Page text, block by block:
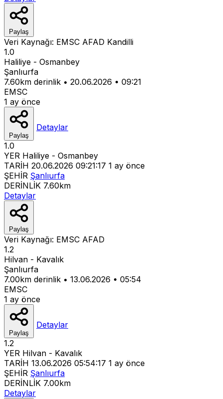
Paylaş
Veri Kaynağı: EMSC AFAD Kandilli
1.0
Haliliye - Osmanbey
Şanlıurfa
7.60km derinlik • 20.06.2026 • 09:21
EMSC
1 ay önce
Paylaş
Detaylar
1.0
YER Haliliye - Osmanbey
TARİH 20.06.2026 09:21:17 1 ay önce
ŞEHİR Şanlıurfa
DERİNLİK 7.60km
Detaylar
Paylaş
Veri Kaynağı: EMSC AFAD
1.2
Hilvan - Kavalık
Şanlıurfa
7.00km derinlik • 13.06.2026 • 05:54
EMSC
1 ay önce
Paylaş
Detaylar
1.2
YER Hilvan - Kavalık
TARİH 13.06.2026 05:54:17 1 ay önce
ŞEHİR Şanlıurfa
DERİNLİK 7.00km
Detaylar